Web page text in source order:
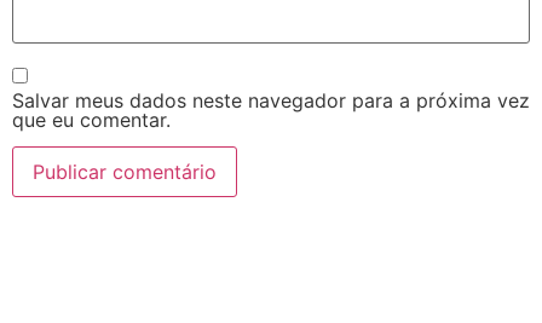
Salvar meus dados neste navegador para a próxima vez
que eu comentar.